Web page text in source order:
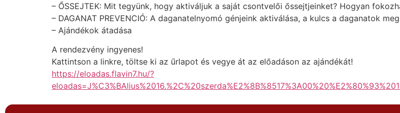
– ŐSSEJTEK: Mit tegyünk, hogy aktiváljuk a saját csontvelői őssejtjeinket? Hogyan
– DAGANAT PREVENCIÓ: A daganatelnyomó génjeink aktiválása, a kulcs a daganatok
– Ajándékok átadása
A rendezvény ingyenes!
Kattintson a linkre, töltse ki az űrlapot és vegye át az előadáson az ajándékát!
https://eloadas.flavin7.hu/?